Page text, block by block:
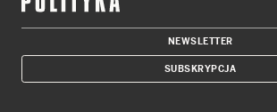
NEWSLETTER
SUBSKRYPCJA